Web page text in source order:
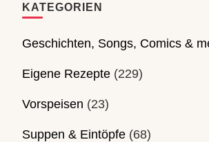
KATEGORIEN
Geschichten, Songs, Comics &
Eigene Rezepte (229)
Vorspeisen (23)
Suppen & Eintöpfe (68)